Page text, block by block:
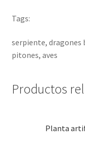
Tags:
serpiente, dragones
pitones, aves
Productos
Planta